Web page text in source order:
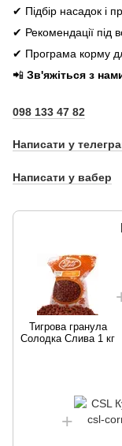
✔ Підбір насадок і
✔ Рекомендації під
✔ Програма корму
📲 Зв'яжіться з
098 133 47 82
Написати у
Написати у вабер
Тигрова гранула
Солодка Слива 1 кг